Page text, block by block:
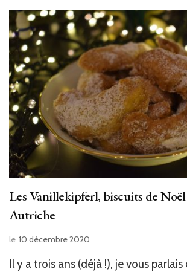
Les Vanillekipferl, biscuits de
Autriche
le 10 décembre 2020
Il y a trois ans (déjà !), je vous